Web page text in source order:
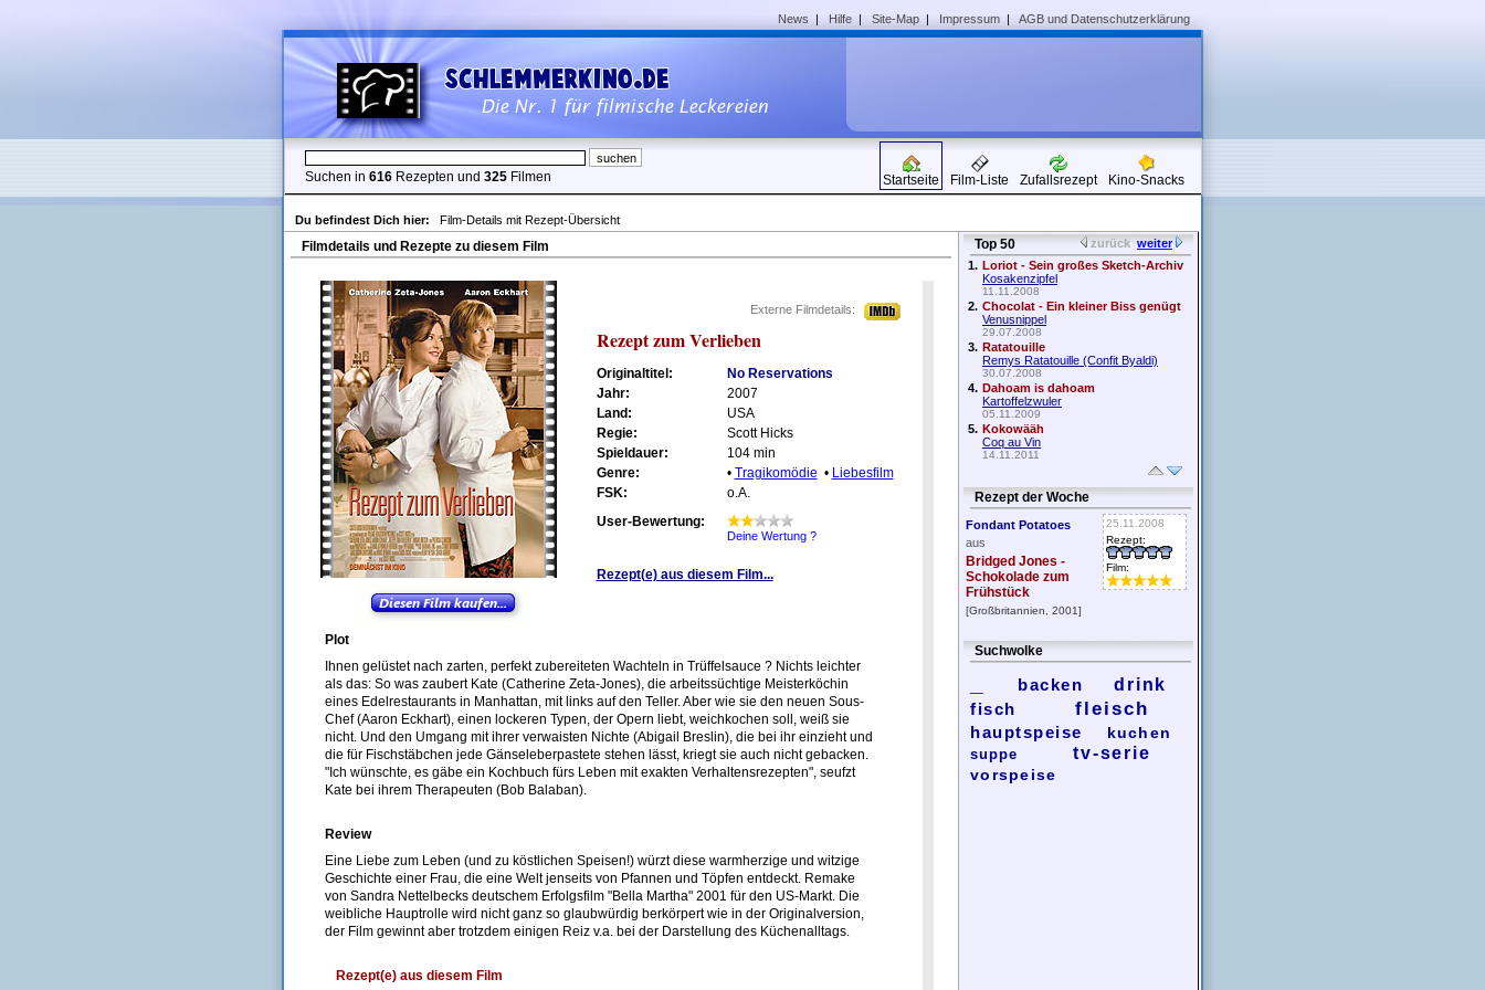
News | Hilfe | Site-Map | Impressum | AGB und Datenschutzerklärung
Suchen in 616 Rezepten und 325 Filmen Startseite Film-Liste Zufallsrezept Kino-Snacks
Du befindest Dich hier: Film-Details mit Rezept-Übersicht
Filmdetails und Rezepte zu diesem Film
Externe Filmdetails:
Rezept zum Verlieben
Originaltitel:
No Reservations
Jahr:
2007
Land:
USA
Regie:
Scott Hicks
Spieldauer:
104 min
Genre:
• Tragikomödie • Liebesfilm
FSK:
o.A.
User-Bewertung:
Deine Wertung ?
Rezept(e) aus diesem Film...
Plot
Ihnen gelüstet nach zarten, perfekt zubereiteten Wachteln in Trüffelsauce ? Nichts leichter
als das: So was zaubert Kate (Catherine Zeta-Jones), die arbeitssüchtige Meisterköchin
eines Edelrestaurants in Manhattan, mit links auf den Teller. Aber wie sie den neuen Sous-
Chef (Aaron Eckhart), einen lockeren Typen, der Opern liebt, weichkochen soll, weiß sie
nicht. Und den Umgang mit ihrer verwaisten Nichte (Abigail Breslin), die bei ihr einzieht und
die für Fischstäbchen jede Gänseleberpastete stehen lässt, kriegt sie auch nicht gebacken.
"Ich wünschte, es gäbe ein Kochbuch fürs Leben mit exakten Verhaltensrezepten", seufzt
Kate bei ihrem Therapeuten (Bob Balaban).
Review
Eine Liebe zum Leben (und zu köstlichen Speisen!) würzt diese warmherzige und witzige
Geschichte einer Frau, die eine Welt jenseits von Pfannen und Töpfen entdeckt. Remake
von Sandra Nettelbecks deutschem Erfolgsfilm "Bella Martha" 2001 für den US-Markt. Die
weibliche Hauptrolle wird nicht ganz so glaubwürdig berkörpert wie in der Originalversion,
der Film gewinnt aber trotzdem einigen Reiz v.a. bei der Darstellung des Küchenalltags.
Rezept(e) aus diesem Film
zurück weiter
Top 50
1. Loriot - Sein großes Sketch-Archiv
Kosakenzipfel
11.11.2008
2. Chocolat - Ein kleiner Biss genügt
Venusnippel
29.07.2008
3. Ratatouille
Remys Ratatouille (Confit Byaldi)
30.07.2008
4. Dahoam is dahoam
Kartoffelzwuler
05.11.2009
5. Kokowääh
Coq au Vin
14.11.2011
Rezept der Woche
25.11.2008
Rezept:
Film:
Fondant Potatoes
aus
Bridged Jones -
Schokolade zum
Frühstück
[Großbritannien, 2001]
Suchwolke
backen
drink
fisch
fleisch
hauptspeise kuchen
suppe tv-serie
vorspeise